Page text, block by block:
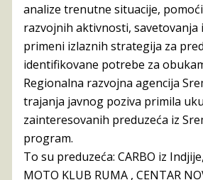
analize trenutne situacije,
razvojnih aktivnosti, savetovanja
primeni izlaznih strategija za
identifikovane potrebe za
Regionаlnа rаzvojnа аgencijа
trajanja javnog poziva primila
zainteresovanih preduzeća iz
program.
To su preduzeća: CARBO iz
MOTO KLUB RUMA , CENTAR